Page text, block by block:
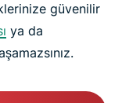
güvenilir
ya da